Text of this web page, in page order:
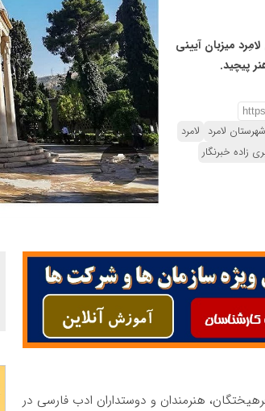
میزبان آیینی
پیچید.
شهرستان لامرد لامرد
زاده خبرنگار
هنرمندان و دوستداران ادب فارسی در